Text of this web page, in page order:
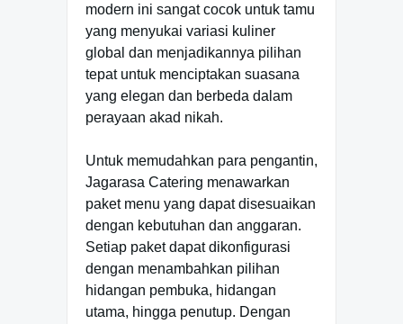
modern ini sangat cocok untuk tamu
yang menyukai variasi kuliner
global dan menjadikannya pilihan
tepat untuk menciptakan suasana
yang elegan dan berbeda dalam
perayaan akad nikah.
Untuk memudahkan para pengantin,
Jagarasa Catering menawarkan
paket menu yang dapat disesuaikan
dengan kebutuhan dan anggaran.
Setiap paket dapat dikonfigurasi
dengan menambahkan pilihan
hidangan pembuka, hidangan
utama, hingga penutup. Dengan